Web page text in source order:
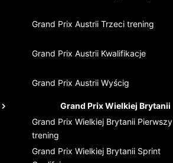
Grand Prix Austrii Trzeci trening
Grand Prix Austrii Kwalifikacje
Grand Prix Austrii Wyścig
Grand Prix Wielkiej Brytanii
Grand Prix Wielkiej Brytanii Pierwszy
trening
Grand Prix Wielkiej Brytanii Sprint